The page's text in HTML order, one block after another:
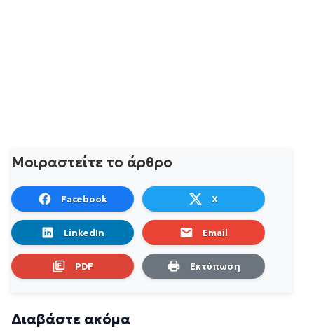
Μοιραστείτε το άρθρο
Facebook X
LinkedIn Email
PDF Εκτύπωση
Διαβάστε ακόμα